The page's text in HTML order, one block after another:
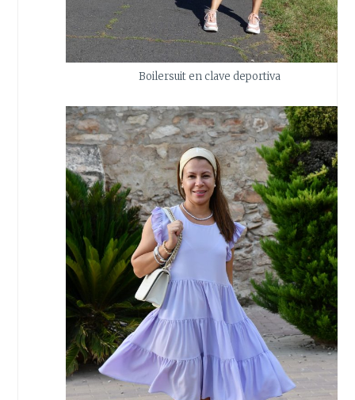
Boilersuit en clave deportiva